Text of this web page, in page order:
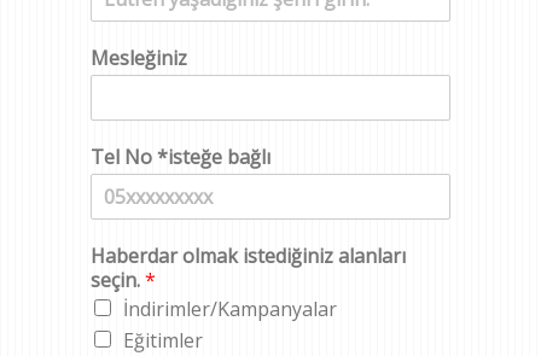
Mesleğiniz
Tel No *isteğe bağlı
Haberdar olmak istediğiniz alanları
seçin.*
İndirimler/Kampanyalar
Eğitimler